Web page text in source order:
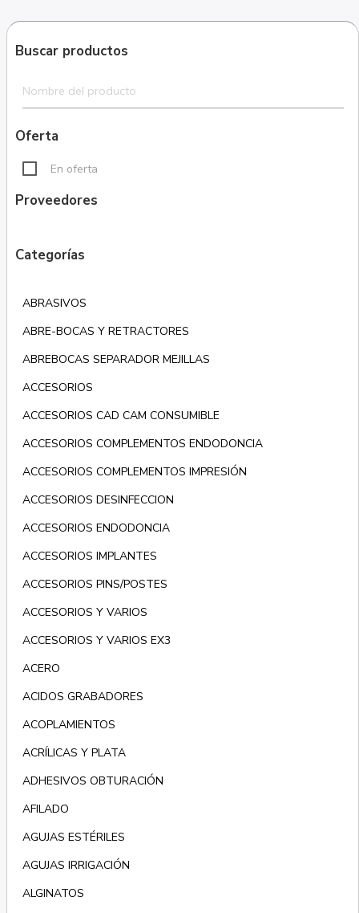
Buscar productos
Oferta
En oferta
Proveedores
Categorías
ABRASIVOS
ABRE-BOCAS Y RETRACTORES
ABREBOCAS SEPARADOR MEJILLAS
ACCESORIOS
ACCESORIOS CAD CAM CONSUMIBLE
ACCESORIOS COMPLEMENTOS ENDODONCIA
ACCESORIOS COMPLEMENTOS IMPRESIÓN
ACCESORIOS DESINFECCION
ACCESORIOS ENDODONCIA
ACCESORIOS IMPLANTES
ACCESORIOS PINS/POSTES
ACCESORIOS Y VARIOS
ACCESORIOS Y VARIOS EX3
ACERO
ACIDOS GRABADORES
ACOPLAMIENTOS
ACRÍLICAS Y PLATA
ADHESIVOS OBTURACIÓN
AFILADO
AGUJAS ESTÉRILES
AGUJAS IRRIGACIÓN
ALGINATOS